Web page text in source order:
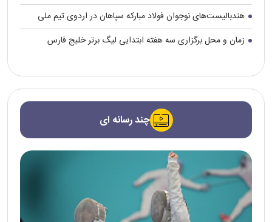
هندبالیست‌های نوجوان فولاد مبارکه سپاهان در اردوی تیم ملی
زمان و محل برگزاری سه هفته ابتدایی لیگ برتر خلیج فارس
چند رسانه ای